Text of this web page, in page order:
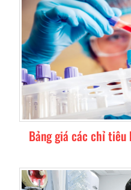
Bảng giá các chỉ